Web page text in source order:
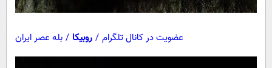
عضویت در کانال تلگرام / روبیکا / بله عصر ایران